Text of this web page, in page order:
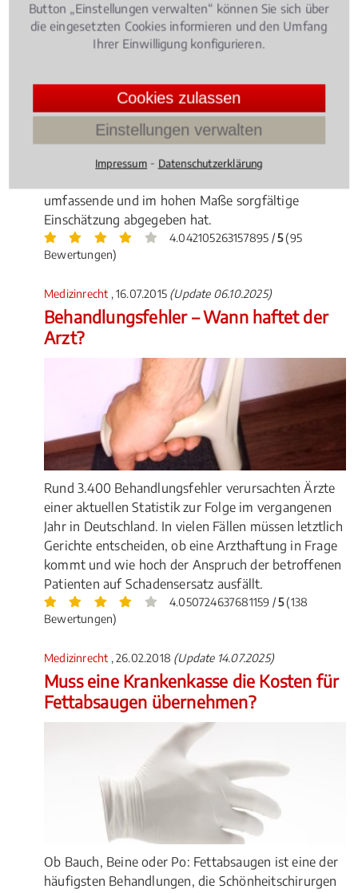
Schwerstkranke Patienten können von ihrer
Krankenkasse unter bestimmten Voraussetzungen
die Kostenübernahme für eine Cannabis-Therapie
verlangen – nach einem aktuellen Gerichtsurteil aber
umfassende und im hohen Maße sorgfältige
Einschätzung abgegeben hat.
4.042105263157895 /5(95
Bewertungen)
Medizinrecht , 16.07.2015 (Update 06.10.2025)
Behandlungsfehler – Wann haftet der
Arzt?
Rund 3.400 Behandlungsfehler verursachten Ärzte
einer aktuellen Statistik zur Folge im vergangenen
Jahr in Deutschland. In vielen Fällen müssen letztlich
Gerichte entscheiden, ob eine Arzthaftung in Frage
kommt und wie hoch der Anspruch der betroffenen
Patienten auf Schadensersatz ausfällt.
4.050724637681159 /5(138
Bewertungen)
Medizinrecht , 26.02.2018 (Update 14.07.2025)
Muss eine Krankenkasse die Kosten für
Fettabsaugen übernehmen?
Ob Bauch, Beine oder Po: Fettabsaugen ist eine der
häufigsten Behandlungen, die Schönheitschirurgen
Button „Einstellungen verwalten“ können Sie sich über
die eingesetzten Cookies informieren und den Umfang
Ihrer Einwilligung konfigurieren.
Cookies zulassen
Einstellungen verwalten
Impressum ⁃ Datenschutzerklärung